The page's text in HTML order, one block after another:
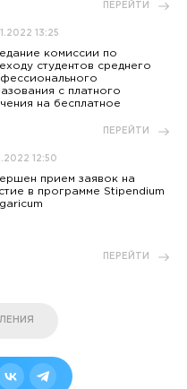
ПЕРЕЙТИ
13:25
комиссии по
студентов среднего
с платного
на бесплатное
ПЕРЕЙТИ
12:50
прием заявок на
в программе Stipendium
ПЕРЕЙТИ